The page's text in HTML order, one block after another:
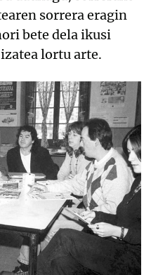
sorrera eragin
bete dela ikusi
lortu arte.